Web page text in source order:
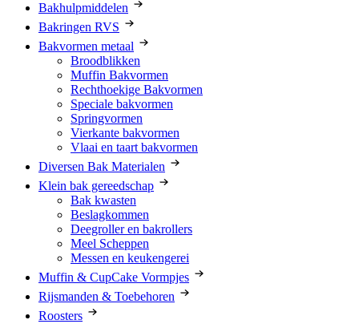
Bakhulpmiddelen
Bakringen RVS
Bakvormen metaal
Broodblikken
Muffin Bakvormen
Rechthoekige Bakvormen
Speciale bakvormen
Springvormen
Vierkante bakvormen
Vlaai en taart bakvormen
Diversen Bak Materialen
Klein bak gereedschap
Bak kwasten
Beslagkommen
Deegroller en bakrollers
Meel Scheppen
Messen en keukengerei
Muffin & CupCake Vormpjes
Rijsmanden & Toebehoren
Roosters